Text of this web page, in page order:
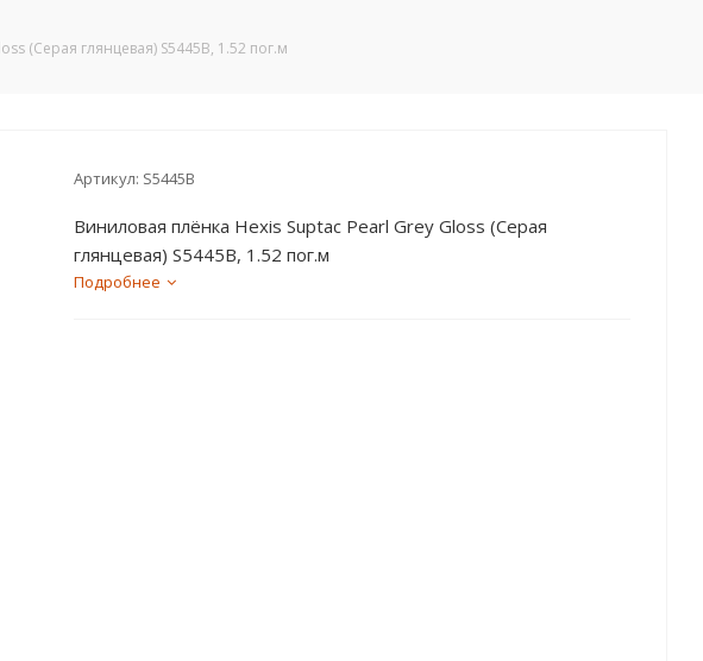
(Серая глянцевая) S5445B, 1.52 пог.м
Артикул: S5445B
Виниловая плёнка Hexis Suptac Pearl Grey Gloss (Серая
глянцевая) S5445B, 1.52 пог.м
Подробнее